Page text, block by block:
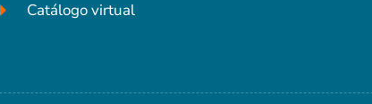
Catálogo virtual